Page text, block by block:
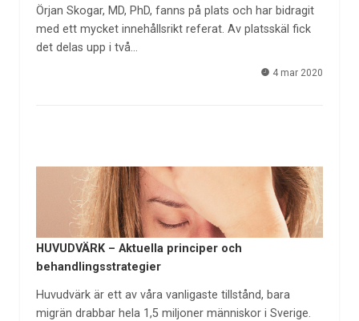
Örjan Skogar, MD, PhD, fanns på plats och har bidragit
med ett mycket innehållsrikt referat. Av platsskäl fick
det delas upp i två…
4 mar 2020
HUVUDVÄRK – Aktuella principer och
behandlingsstrategier
Huvudvärk är ett av våra vanligaste tillstånd, bara
migrän drabbar hela 1,5 miljoner människor i Sverige.